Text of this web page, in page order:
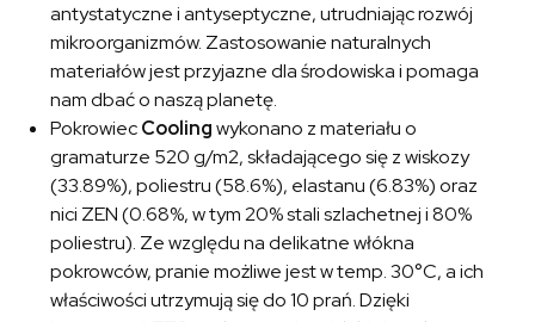
antystatyczne i antyseptyczne, utrudniając rozwój
mikroorganizmów. Zastosowanie naturalnych
materiałów jest przyjazne dla środowiska i pomaga
nam dbać o naszą planetę.
PokrowiecCoolingwykonano z materiału o
gramaturze 520 g/m2, składającego się z wiskozy
(33.89%), poliestru (58.6%), elastanu (6.83%) oraz
nici ZEN (0.68%, w tym 20% stali szlachetnej i 80%
poliestru). Ze względu na delikatne włókna
pokrowców, pranie możliwe jest w temp. 30°C, a ich
właściwości utrzymują się do 10 prań. Dzięki